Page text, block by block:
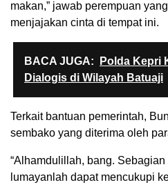
makan,” jawab perempuan
menjajakan cinta di tempat ini.
BACA JUGA:
Polda Kepri
Dialogis di Wilayah Batuaji
Terkait bantuan pemerintah,
sembako yang diterima oleh
“Alhamdulillah, bang.
lumayanlah dapat mencukupi